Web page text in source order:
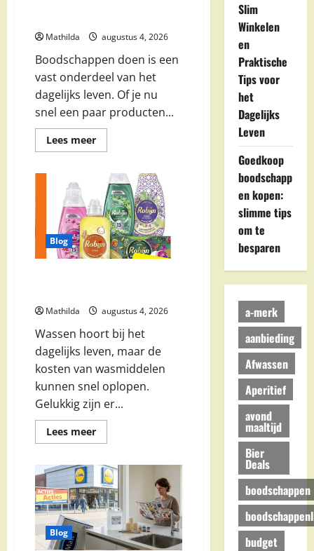
Mathilda augustus 4, 2026
Boodschappen doen is een
vast onderdeel van het
dagelijks leven. Of je nu
snel een paar producten...
Lees meerLees
meer
Doen
bij
de
Supermarkt:
Handige
Tips
voor
Dagelijkse
Boodschappen
Blog
Mathilda augustus 4, 2026
Wassen hoort bij het
dagelijks leven, maar de
kosten van wasmiddelen
kunnen snel oplopen.
Gelukkig zijn er...
Lees meerLees
meer
Aanbieding
Deze
Week:
Bespaar
Slim
op
Je
Was
Blog
Slim
Winkelen
en
Praktische
Tips voor
het
Dagelijks
Leven
Goedkoop
boodschapp
en kopen:
slimme tips
om te
besparen
a-merk
aanbieding
Afwassen
Aperitief
avond
maaltijd
Bier
Deals
boodschappen
budget